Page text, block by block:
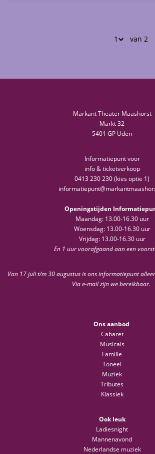
van 2
Markant Theater Maashorst
Markt 32
5401 GP Uden
Informatiepunt voor
info & ticketverkoop
0413 230 230 (kies optie 1)
Openingstijden
Maandag: 13.00-16.30 uur
Woensdag: 13.00-16.30 uur
Vrijdag: 13.00-16.30 uur
En 1 uur voorafgaand aan een
Van 17 juli t/m 30 augustus is ons informatiepunt
Via e-mail zijn we bereikbaar.
Ons aanbod
Cabaret
Musicals
Familie
Toneel
Muziek
Tributes
Klassiek
Ook leuk
Ladiesnight
Mannenavond
Nederlandse muziek